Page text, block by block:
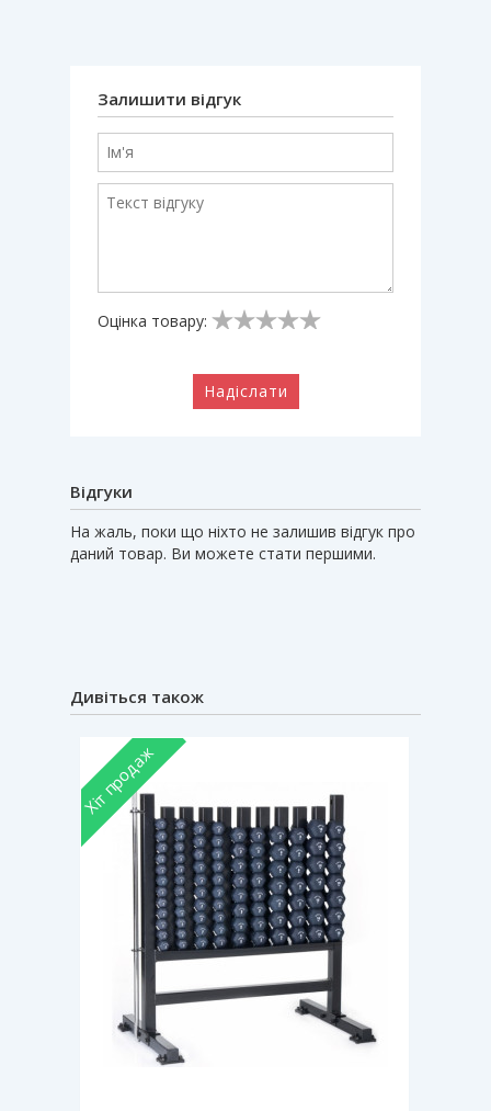
Залишити відгук
Оцінка товару:
Надіслати
Відгуки
На жаль, поки що ніхто не залишив відгук про
даний товар. Ви можете стати першими.
Дивіться також
Хіт продаж